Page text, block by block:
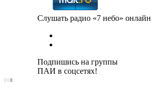
Слушать радио «7 небо» онлайн
Подпишись на группы
ПАИ в соцсетях!